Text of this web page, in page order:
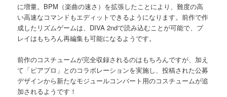
に増量。BPM（楽曲の速さ）を拡張したことにより、難度の高
い高速なコマンドもエディットできるようになります。前作で作
成したリズムゲームは、DIVA 2ndで読み込むことが可能で、プ
レイはもちろん再編集も可能になるようです。
前作のコスチュームが完全収録されるのはもちろんですが、加え
て「ピアプロ」とのコラボレーションを実施し、投稿された公募
デザインから新たなモジュールコンバート用のコスチュームが追
加されるようです！